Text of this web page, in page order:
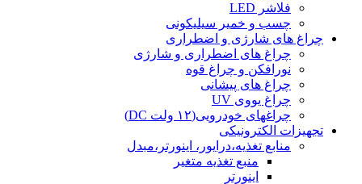
فلاشر LED
چسب و خمیر سیلیکونی
چراغ های شارژی و اضطراری
چراغ های اضطراری و شارژی
نورافکن و چراغ قوه
چراغ های پیشانی
چراغ یووی UV
چراغهای خودرویی(۱۲ ولت DC)
تجهیزات الکترونیکی
منابع تغذیه،درایور، اینورتر،مبدل
منبع تغذیه متغیر
اینورتر